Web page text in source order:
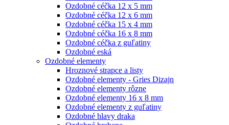
Ozdobné céčka 12 x 5 mm
Ozdobné céčka 12 x 6 mm
Ozdobné céčka 15 x 4 mm
Ozdobné céčka 16 x 8 mm
Ozdobné céčka z guľatiny
Ozdobné eská
Ozdobné elementy
Hroznové strapce a listy
Ozdobné elementy - Gries Dizajn
Ozdobné elementy rôzne
Ozdobné elementy 16 x 8 mm
Ozdobné elementy z guľatiny
Ozdobné hlavy draka